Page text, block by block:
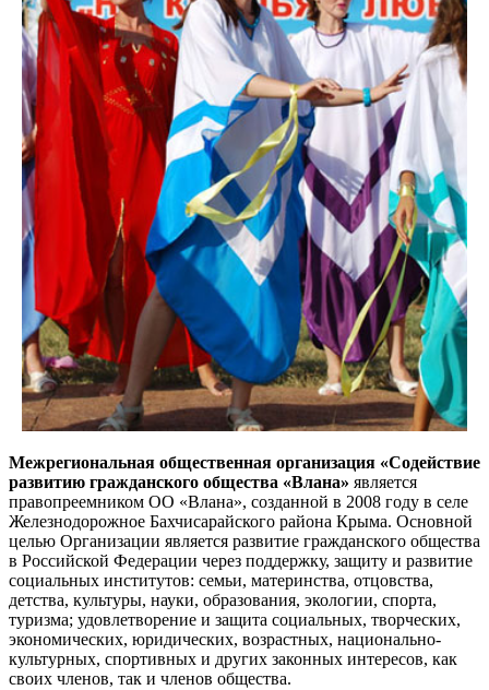
Межрегиональная общественная организация «Содействие
развитию гражданского общества «Влана» является
правопреемником ОО «Влана», созданной в 2008 году в селе
Железнодорожное Бахчисарайского района Крыма. Основной
целью Организации является развитие гражданского общества
в Российской Федерации через поддержку, защиту и развитие
социальных институтов: семьи, материнства, отцовства,
детства, культуры, науки, образования, экологии, спорта,
туризма; удовлетворение и защита социальных, творческих,
экономических, юридических, возрастных, национально-
культурных, спортивных и других законных интересов, как
своих членов, так и членов общества.